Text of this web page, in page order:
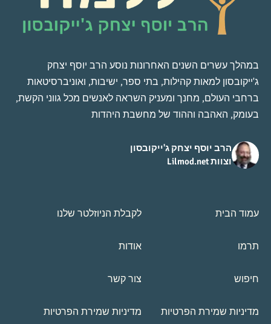
במהלך עשרים השנים האחרונות נוסע הרב יוסף יצחק
ג'ייקובסון למאות קהילות, בתי ספר, ישיבות, ואוניברסיטאות
ברחבי העולם, מחנך ומעניק השראה לאנשים מכל גווני הקשת,
בעומק, האהבה וההוד של מחשבת היהדות
הרב יוסף יצחק ג'ייקובסון
וצוות Lilmod.net
עמוד הבית לקבלת הניוזלטר שלנו
תרמו אודות
חיפוש צור קשר
מדיניות שמירת הפרטיות מדיניות שמירת הפרטיות